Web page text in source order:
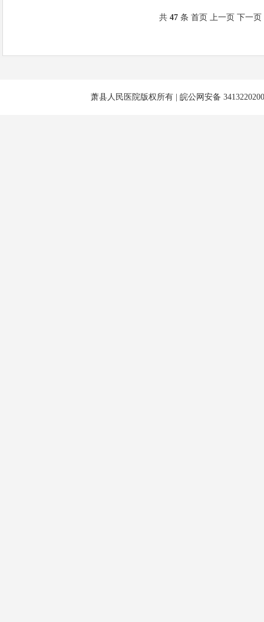
共 47 条 首页 上一页 下一页
萧县人民医院版权所有 | 皖公网安备